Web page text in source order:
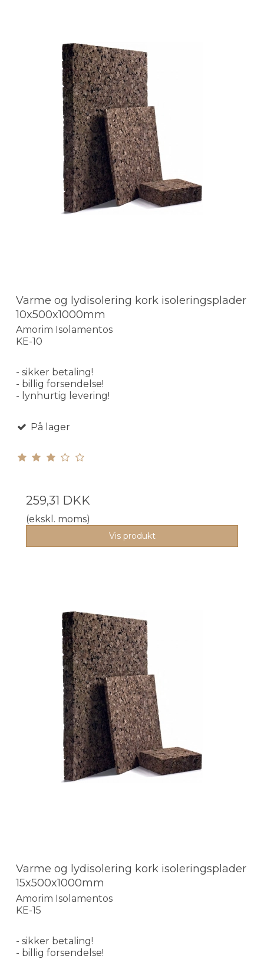
Varme og lydisolering kork isoleringsplader
10x500x1000mm
Amorim Isolamentos
KE-10
- sikker betaling!
- billig forsendelse!
- lynhurtig levering!
På lager
259,31 DKK
(ekskl. moms)
Vis produkt
Varme og lydisolering kork isoleringsplader
15x500x1000mm
Amorim Isolamentos
KE-15
- sikker betaling!
- billig forsendelse!